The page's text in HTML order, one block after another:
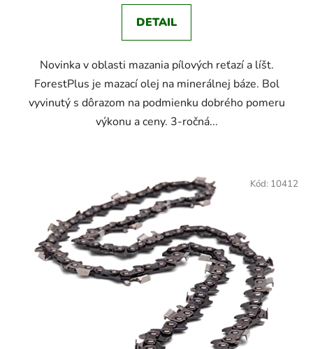
DETAIL
Novinka v oblasti mazania pílových reťazí a líšt.
ForestPlus je mazací olej na minerálnej báze. Bol
vyvinutý s dôrazom na podmienku dobrého pomeru
výkonu a ceny. 3-ročná...
Kód: 10412